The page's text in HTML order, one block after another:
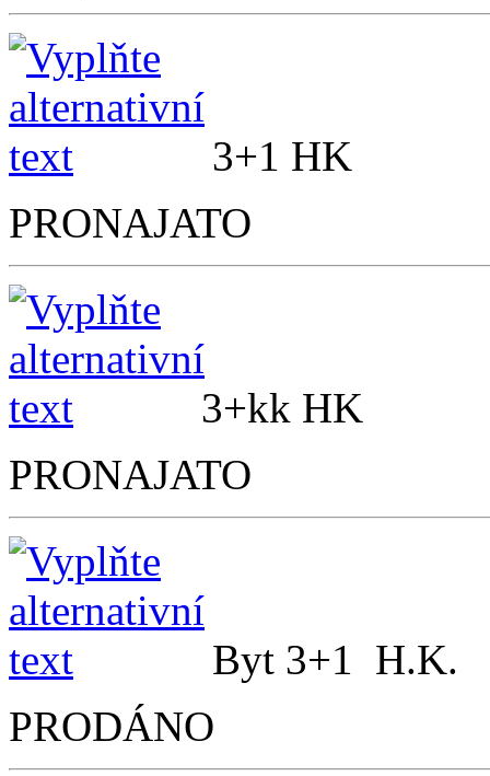
3+1
PRONAJATO
3+kk
PRONAJATO
Byt 3+1
PRODÁNO